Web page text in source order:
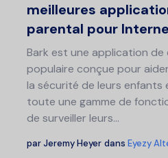
meilleures
parental pour
Bark est une application
populaire conçue pour
la sécurité de leurs enfants
toute une gamme de
de surveiller leurs...
parJeremy Heyer dans Eyezy